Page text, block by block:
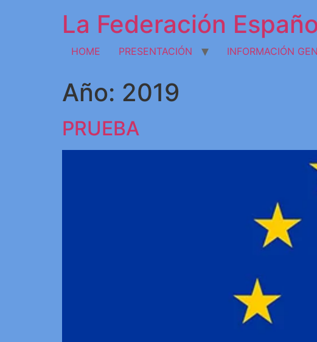
La Federación
HOME PRESENTACIÓN INFORMACIÓN
Año: 2019
PRUEBA